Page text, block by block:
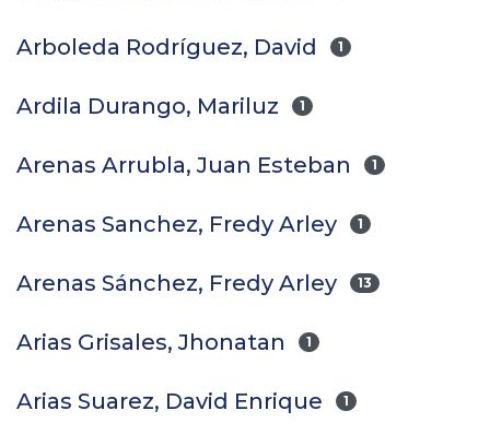
Arboleda Rodríguez, David 1
Ardila Durango, Mariluz 1
Arenas Arrubla, Juan Esteban 1
Arenas Sanchez, Fredy Arley 1
Arenas Sánchez, Fredy Arley 13
Arias Grisales, Jhonatan 1
Arias Suarez, David Enrique 1